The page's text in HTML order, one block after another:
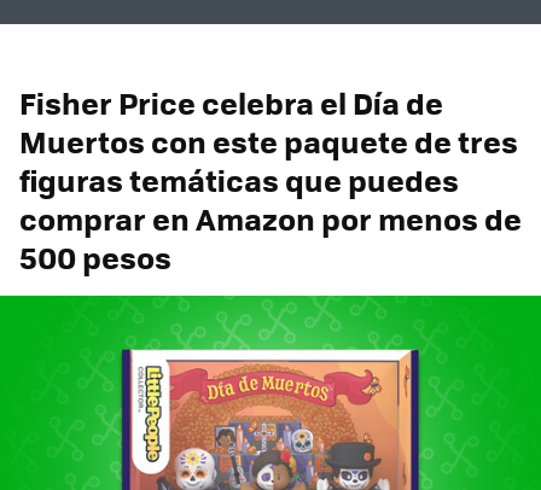
Fisher Price celebra el Día de
Muertos con este paquete de tres
figuras temáticas que puedes
comprar en Amazon por menos de
500 pesos